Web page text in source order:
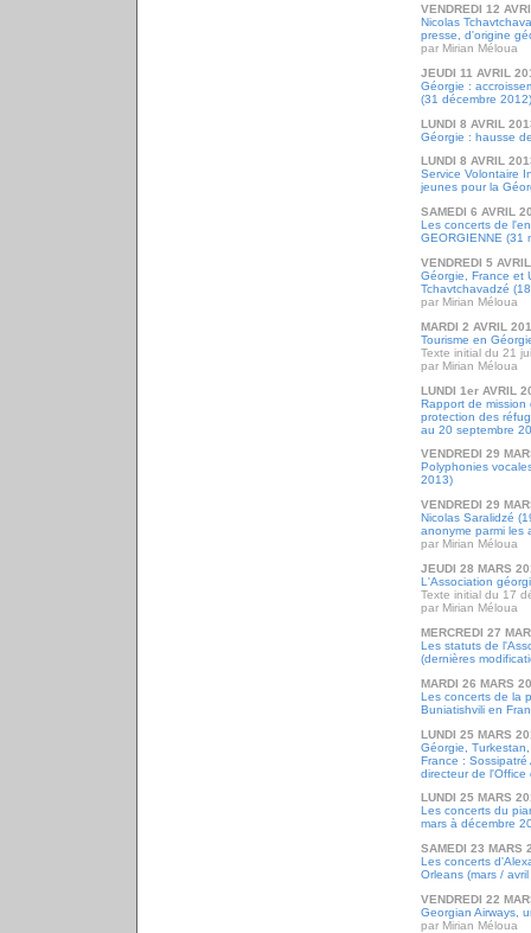
VENDREDI 12
Nicolas
presse, d'origine
par Mirian Méloua
JEUDI 11 AVRIL
Géorgie :
(31 décembre 2012)
LUNDI 8 AVRIL
Géorgie : hausse
LUNDI 8 AVRIL
Service Volontaire
jeunes pour la
SAMEDI 6 AVRIL
Les concerts de
GEORGIENNE (31
VENDREDI 5
Géorgie, France et
Tchavtchavadzé
par Mirian Méloua
MARDI 2 AVRIL
Tourisme en
Texte initial du 21
par Mirian Méloua
LUNDI 1er AVRIL
Rapport de mission
protection des
au 20 septembre
VENDREDI 29
Polyphonies
2013)
VENDREDI 29
Nicolas Saralidzé
anonyme parmi les
par Mirian Méloua
JEUDI 28 MARS
L'Association
Texte initial du 17
par Mirian Méloua
MERCREDI 27
Les statuts de
(dernières
MARDI 26 MARS
Les concerts de la
Buniatishvili en
LUNDI 25 MARS
Géorgie,
France :
directeur de l'Office
LUNDI 25 MARS
Les concerts du
mars à décembre
SAMEDI 23 MARS
Les concerts
Orleans (mars /
VENDREDI 22
Georgian Airways,
par Mirian Méloua